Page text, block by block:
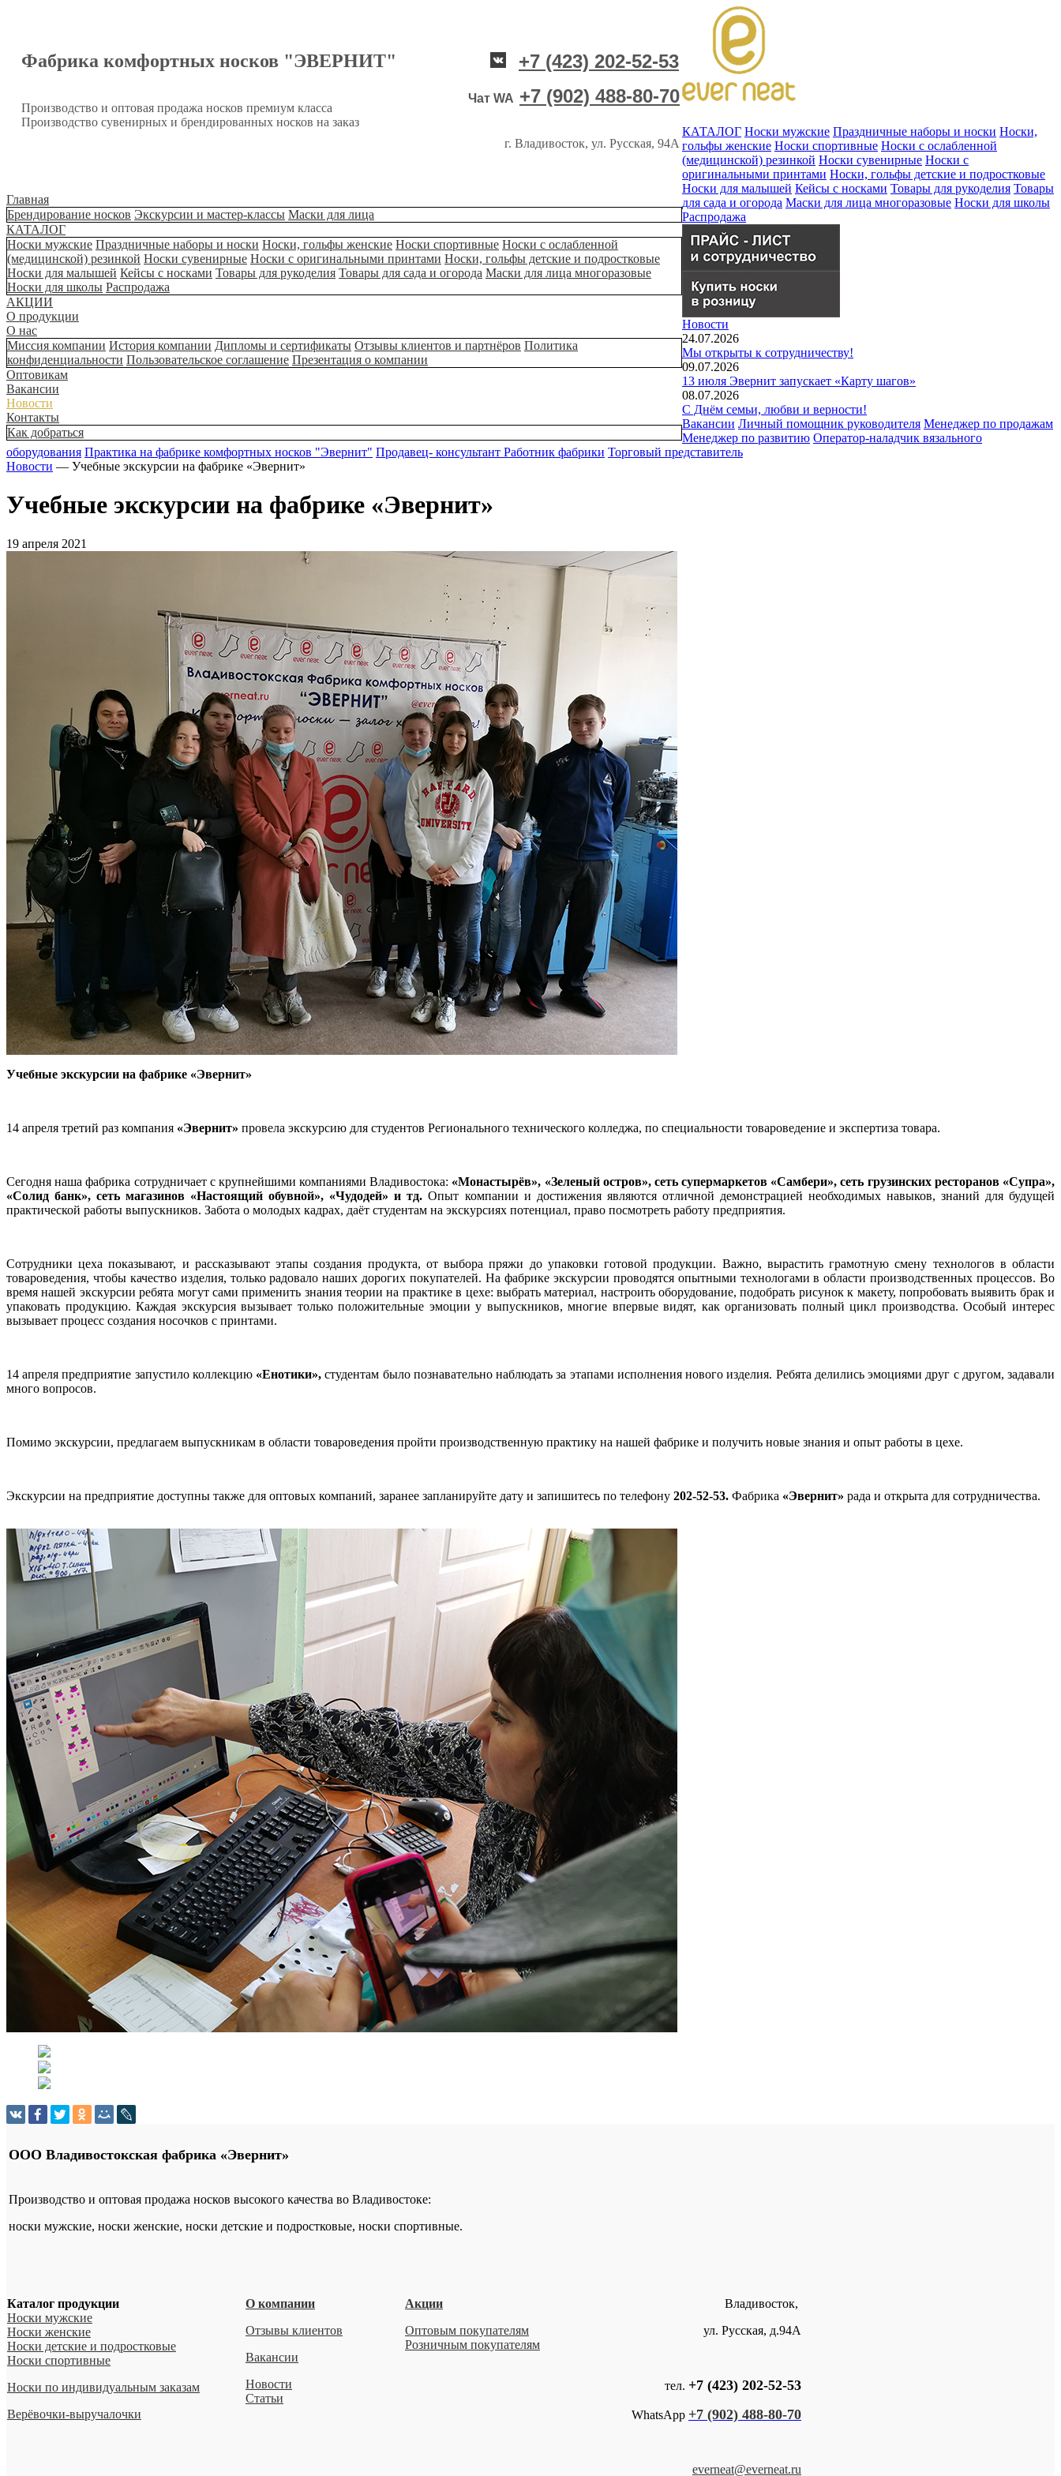
Фабрика комфортных носков "ЭВЕРНИТ"
Производство и оптовая продажа носков премиум класса
Производство сувенирных и брендированных носков на заказ
+7 (423) 202-52-53
Чат WA +7 (902) 488-80-70
г. Владивосток, ул. Русская, 94А
Главная
Брендирование носков Экскурсии и мастер-классы Маски для лица
КАТАЛОГ
Носки мужские Праздничные наборы и носки Носки, гольфы женские Носки спортивные Носки с ослабленной
(медицинской) резинкой Носки сувенирные Носки с оригинальными принтами Носки, гольфы детские и подростковые
Носки для малышей Кейсы с носками Товары для рукоделия Товары для сада и огорода Маски для лица многоразовые
Носки для школы Распродажа
АКЦИИ
О продукции
О нас
Миссия компании История компании Дипломы и сертификаты Отзывы клиентов и партнёров Политика
конфиденциальности Пользовательское соглашение Презентация о компании
Оптовикам
Вакансии
Новости
Контакты
Как добраться
КАТАЛОГ Носки мужские Праздничные наборы и носки Носки,
гольфы женские Носки спортивные Носки с ослабленной
(медицинской) резинкой Носки сувенирные Носки с
оригинальными принтами Носки, гольфы детские и подростковые
Носки для малышей Кейсы с носками Товары для рукоделия Товары
для сада и огорода Маски для лица многоразовые Носки для школы
Распродажа
Новости
24.07.2026
Мы открыты к сотрудничеству!
09.07.2026
13 июля Эвернит запускает «Карту шагов»
08.07.2026
С Днём семьи, любви и верности!
Вакансии Личный помощник руководителя Менеджер по продажам
Менеджер по развитию Оператор-наладчик вязального
оборудования Практика на фабрике комфортных носков "Эвернит" Продавец- консультант Работник фабрики Торговый представитель
Новости — Учебные экскурсии на фабрике «Эвернит»
Учебные экскурсии на фабрике «Эвернит»
19 апреля 2021
Учебные экскурсии на фабрике «Эвернит»
14 апреля третий раз компания «Эвернит» провела экскурсию для студентов Регионального технического колледжа, по специальности товароведение и экспертиза товара.
Сегодня наша фабрика сотрудничает с крупнейшими компаниями Владивостока: «Монастырёв», «Зеленый остров», сеть супермаркетов «Самбери», сеть грузинских ресторанов «Супра»,
«Солид банк», сеть магазинов «Настоящий обувной», «Чудодей» и тд. Опыт компании и достижения являются отличной демонстрацией необходимых навыков, знаний для будущей
практической работы выпускников. Забота о молодых кадрах, даёт студентам на экскурсиях потенциал, право посмотреть работу предприятия.
Сотрудники цеха показывают, и рассказывают этапы создания продукта, от выбора пряжи до упаковки готовой продукции. Важно, вырастить грамотную смену технологов в области
товароведения, чтобы качество изделия, только радовало наших дорогих покупателей. На фабрике экскурсии проводятся опытными технологами в области производственных процессов. Во
время нашей экскурсии ребята могут сами применить знания теории на практике в цехе: выбрать материал, настроить оборудование, подобрать рисунок к макету, попробовать выявить брак и
упаковать продукцию. Каждая экскурсия вызывает только положительные эмоции у выпускников, многие впервые видят, как организовать полный цикл производства. Особый интерес
вызывает процесс создания носочков с принтами.
14 апреля предприятие запустило коллекцию «Енотики», студентам было познавательно наблюдать за этапами исполнения нового изделия. Ребята делились эмоциями друг с другом, задавали
много вопросов.
Помимо экскурсии, предлагаем выпускникам в области товароведения пройти производственную практику на нашей фабрике и получить новые знания и опыт работы в цехе.
Экскурсии на предприятие доступны также для оптовых компаний, заранее запланируйте дату и запишитесь по телефону 202-52-53. Фабрика «Эвернит» рада и открыта для сотрудничества.
ООО Владивостокская фабрика «Эвернит»
Производство и оптовая продажа носков высокого качества во Владивостоке:
носки мужские, носки женские, носки детские и подростковые, носки спортивные.
Каталог продукции
Носки мужские
Носки женские
Носки детские и подростковые
Носки спортивные
Носки по индивидуальным заказам
Верёвочки-выручалочки
О компании
Отзывы клиентов
Вакансии
Новости
Статьи
Акции
Оптовым покупателям
Розничным покупателям
Владивосток,
ул. Русская, д.94А
тел. +7 (423) 202-52-53
WhatsApp +7 (902) 488-80-70
everneat@everneat.ru